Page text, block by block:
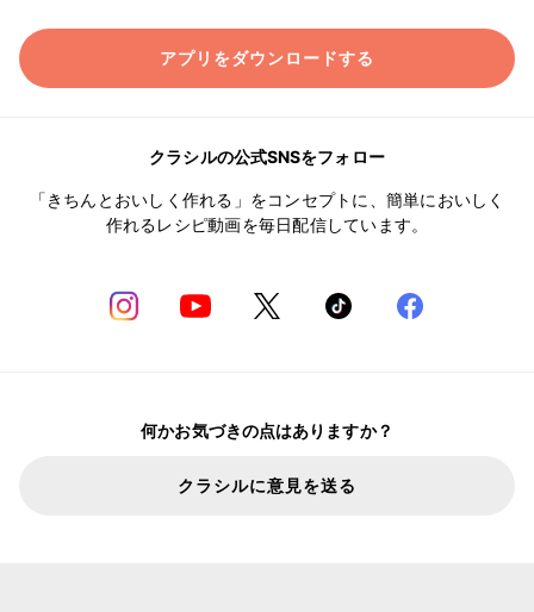
アプリをダウンロードする
クラシルの公式SNSをフォロー
「きちんとおいしく作れる」をコンセプトに、簡単においしく
作れるレシピ動画を毎日配信しています。
何かお気づきの点はありますか？
クラシルに意見を送る